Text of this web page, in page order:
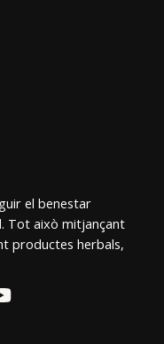
el benestar
Tot això mitjançant
productes herbals,